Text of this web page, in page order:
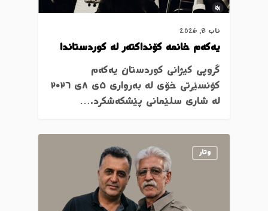
ئاب 8, 2026
یەکەم خانمە کۆنداکتەر لە کوردستاندا
گروپی کیژانی کوردستان یەکەم
کۆنسێرتی خۆی لە بەرواری ٥ی ٨ی ٢٠٢٦
لە شاری سلێمانی پێشکەشکرد.…
وتار